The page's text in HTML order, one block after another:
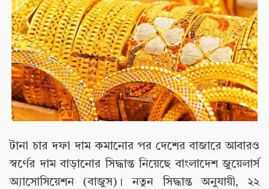
টানা চার দফা দাম কমানোর পর দেশের বাজারে আবারও
স্বর্ণের দাম বাড়ানোর সিদ্ধান্ত নিয়েছে বাংলাদেশ জুয়েলার্স
অ্যাসোসিয়েশন (বাজুস)। নতুন সিদ্ধান্ত অনুযায়ী, ২২